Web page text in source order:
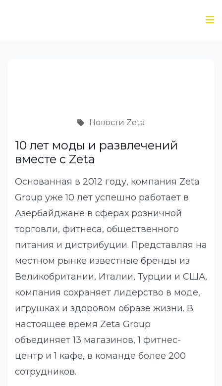
Новости Zeta
10 лет моды и развлечений
вместе с Zeta
Основанная в 2012 году, компания Zeta
Group уже 10 лет успешно работает в
Азербайджане в сферах розничной
торговли, фитнеса, общественного
питания и дистрибуции. Представляя на
местном рынке известные бренды из
Великобритании, Италии, Турции и США,
компания сохраняет лидерство в моде,
игрушках и здоровом образе жизни. В
настоящее время Zeta Group
объединяет 13 магазинов, 1 фитнес-
центр и 1 кафе, в команде более 200
сотрудников.